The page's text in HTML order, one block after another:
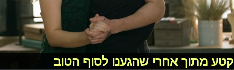
קטע מתוך אחרי שהגענו לסוף הטוב